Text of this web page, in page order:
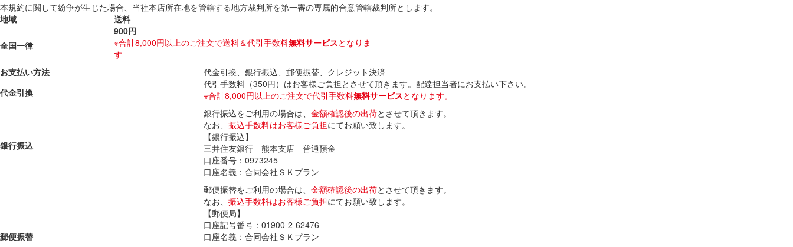
本規約に関して紛争が生じた場合、当社本店所在地を管轄する地方裁判所を第一審の専属的合意管轄裁判所とします。
地域
送料
全国一律
900円
※合計8,000円以上のご注文で送料＆代引手数料無料サービスとなりま
す
お支払い方法
代金引換、銀行振込、郵便振替、クレジット決済
代金引換
代引手数料（350円）はお客様ご負担とさせて頂きます。配達担当者にお支払い下さい。
※合計8,000円以上のご注文で代引手数料無料サービスとなります。
銀行振込
銀行振込をご利用の場合は、 金額確認後の出荷とさせて頂きます。
なお、 振込手数料はお客様ご負担にてお願い致します。
【銀行振込】
三井住友銀行 熊本支店 普通預金
口座番号：0973245
口座名義：合同会社ＳＫプラン
郵便振替
郵便振替をご利用の場合は、 金額確認後の出荷とさせて頂きます。
なお、 振込手数料はお客様ご負担にてお願い致します。
【郵便局】
口座記号番号：01900-2-62476
口座名義：合同会社ＳＫプラン